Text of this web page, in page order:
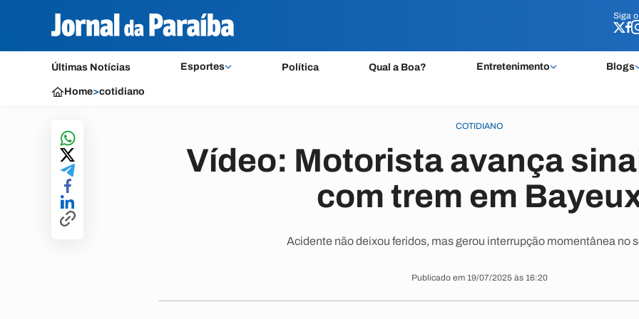
Siga o
Últimas Notícias Esportes Política Qual a Boa? Entretenimento Blogs
Siga o
Home>cotidiano
COTIDIANO
Vídeo: Motorista avança
com trem em
Acidente não deixou feridos, mas gerou interrupção momentânea no
Publicado em 19/07/2025 às 16:20